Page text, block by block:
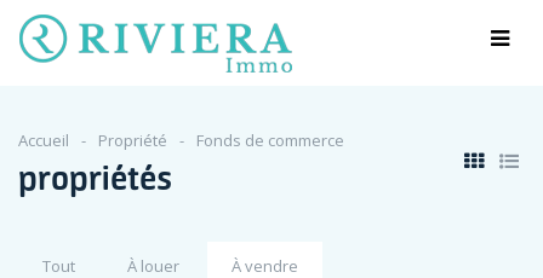
Accueil Propriété Fonds de commerce
propriétés
Tout À louer À vendre